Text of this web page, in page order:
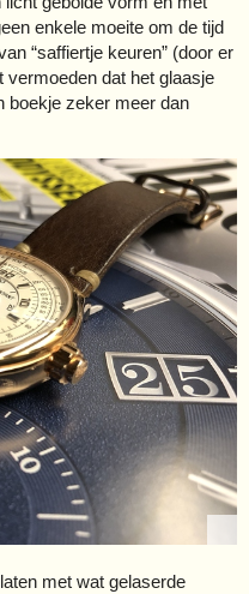
enkele moeite om de tijd
“saffiertje keuren” (door er
dat het glaasje
boekje zeker meer dan
met wat gelaserde